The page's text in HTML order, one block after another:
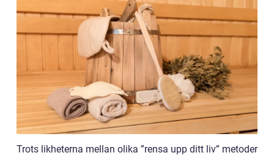
Trots likheterna mellan olika ”rensa upp ditt liv” metoder